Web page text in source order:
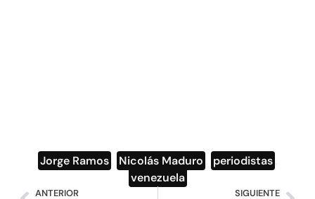
Jorge Ramos Nicolás Maduro periodistas
venezuela
ANTERIOR SIGUIENTE